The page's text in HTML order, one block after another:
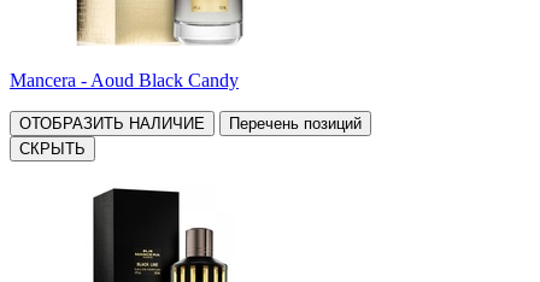
Mancera - Aoud Black Candy
ОТОБРАЗИТЬ НАЛИЧИЕ
Перечень позиций
СКРЫТЬ